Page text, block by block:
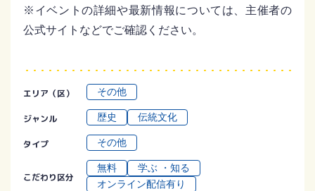
※イベントの詳細や最新情報については、主催者の
公式サイトなどでご確認ください。
エリア（区） その他
ジャンル 歴史 伝統⽂化
タイプ その他
こだわり区分
無料
学ぶ ・知る
オンライン配信有り